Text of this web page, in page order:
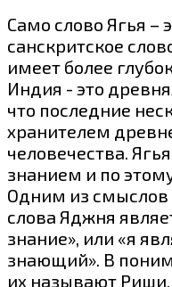
Само слово Ягья –
санскритское
имеет более
Индия - это
что последние
хранителем
человечества.
знанием и по
Одним из смыслов
слова Яджня
знание», или «я
знающий». В
их называют